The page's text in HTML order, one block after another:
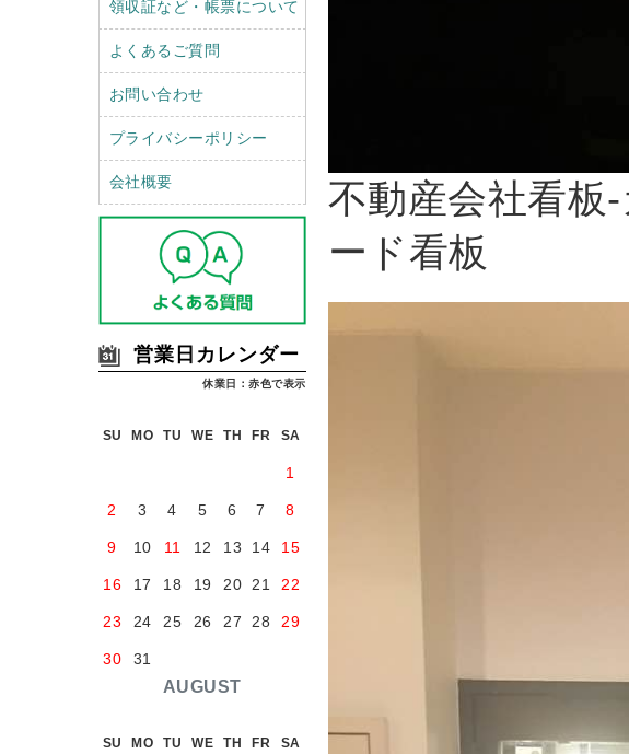
領収証など・帳票について
よくあるご質問
お問い合わせ
プライバシーポリシー
会社概要
営業日カレンダー
休業日：赤色で表示
AUGUST
SU MO TU WE TH FR SA
1
2 3 4 5 6 7 8
9 10 11 12 13 14 15
16 17 18 19 20 21 22
23 24 25 26 27 28 29
30 31
SU MO TU WE TH FR SA
不動産会社看板
ード看板